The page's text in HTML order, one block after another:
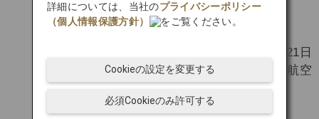
パスワード再設定
2024年6月21日
日本航空
詳細については、当社のプライバシーポリシー
（個人情報保護方針）
をご覧ください。
必須Cookieのみ許可する
Cookieの設定を変更する